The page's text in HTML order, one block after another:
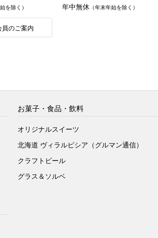
を除く）
のご案内
年中無休 （年末年始を除く）
お菓子・食品・飲料
オリジナルスイーツ
北海道 ヴィラルピシア（グルマン通信）
クラフトビール
グラス＆ソルベ